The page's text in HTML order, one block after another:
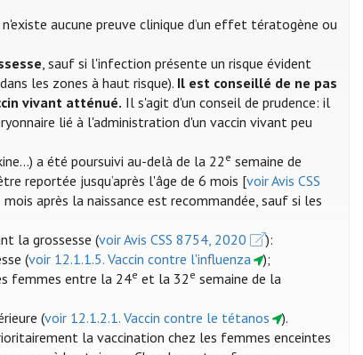
aucune preuve clinique d’un effet tératogène ou
, sauf si l'infection présente un risque évident
les zones à haut risque). Il est conseillé de ne pas
vivant atténué. Il s'agit d'un conseil de prudence: il
lié à l'administration d'un vaccin vivant peu
a été poursuivi au-delà de la 22 e semaine de
reportée jusqu’après l'âge de 6 mois [voir Avis CSS
après la naissance est recommandée, sauf si les
la grossesse (voir Avis CSS 8754, 2020
):
(voir 12.1.1.5. Vaccin contre l'influenza
);
femmes entre la 24e et la 32 e semaine de la
(voir 12.1.2.1. Vaccin contre le tétanos
).
la vaccination chez les femmes enceintes